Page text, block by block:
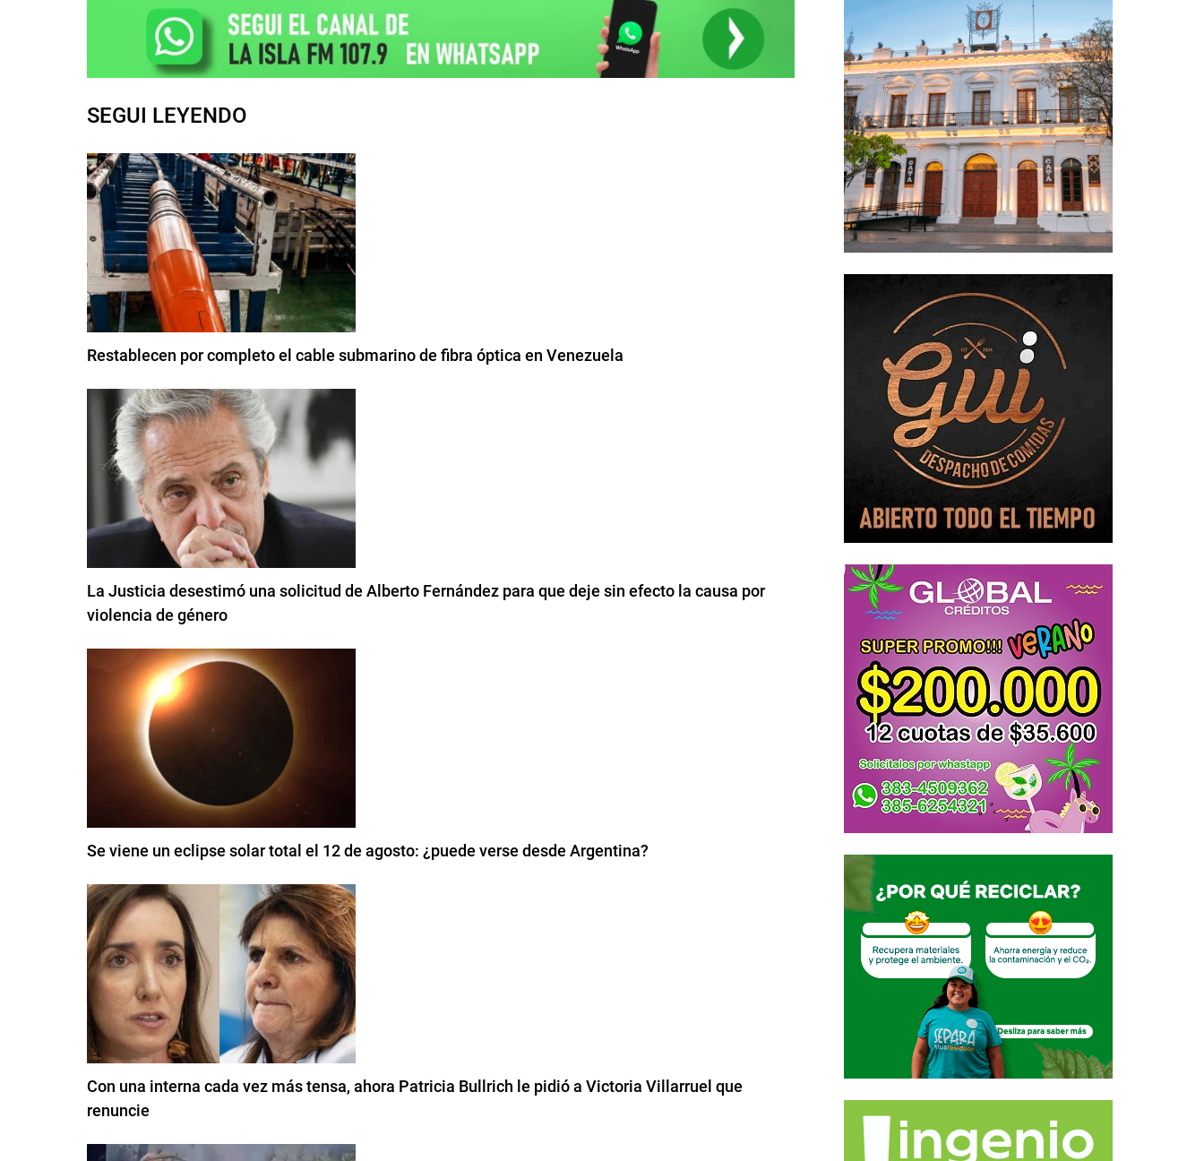
SEGUI LEYENDO
Restablecen por completo el cable submarino de fibra óptica en Venezuela
La Justicia desestimó una solicitud de Alberto Fernández para que deje sin efecto la causa por
violencia de género
Se viene un eclipse solar total el 12 de agosto: ¿puede verse desde Argentina?
Con una interna cada vez más tensa, ahora Patricia Bullrich le pidió a Victoria Villarruel que
renuncie